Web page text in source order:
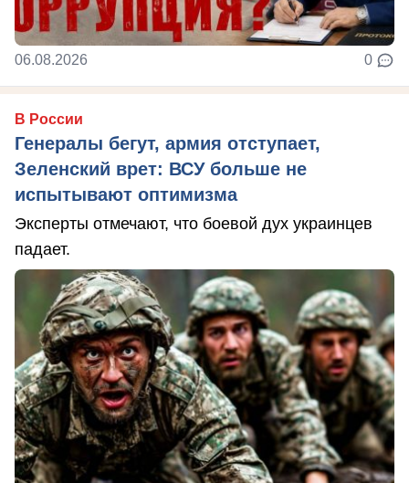
06.08.2026 0
В России
Генералы бегут, армия отступает,
Зеленский врет: ВСУ больше не
испытывают оптимизма
Эксперты отмечают, что боевой дух украинцев
падает.